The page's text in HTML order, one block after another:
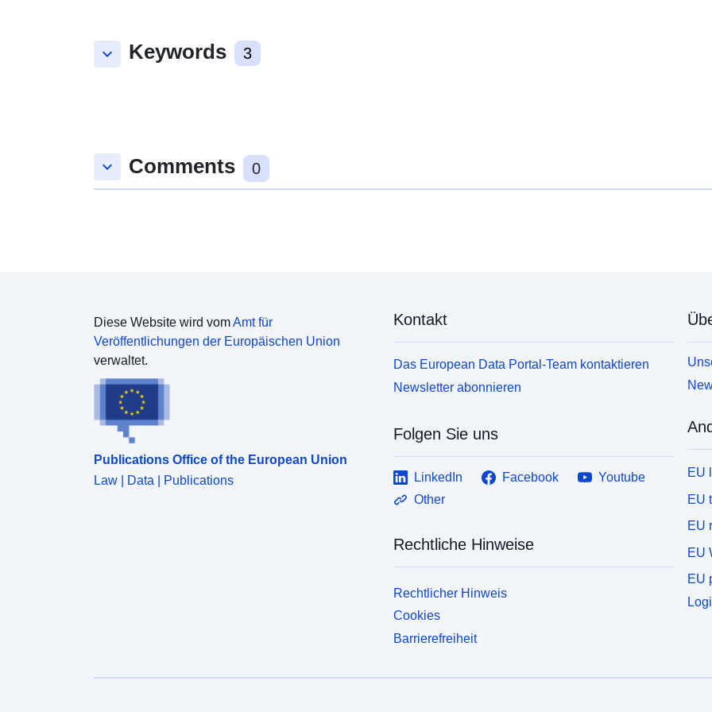
keyboard_arrow_down Keywords 3
keyboard_arrow_down Comments 0
Diese Website wird vomAmt für
Veröffentlichungen der Europäischen Union
verwaltet.
Publications Office of the European Union
Law | Data | Publications
Kontakt
Das European Data Portal-Team kontaktieren
Newsletter abonnieren
Folgen Sie uns
LinkedIn Facebook
Youtube
Other
Rechtliche Hinweise
Rechtlicher Hinweis
Cookies
Barrierefreiheit
EU
EU
EU
EU
EU